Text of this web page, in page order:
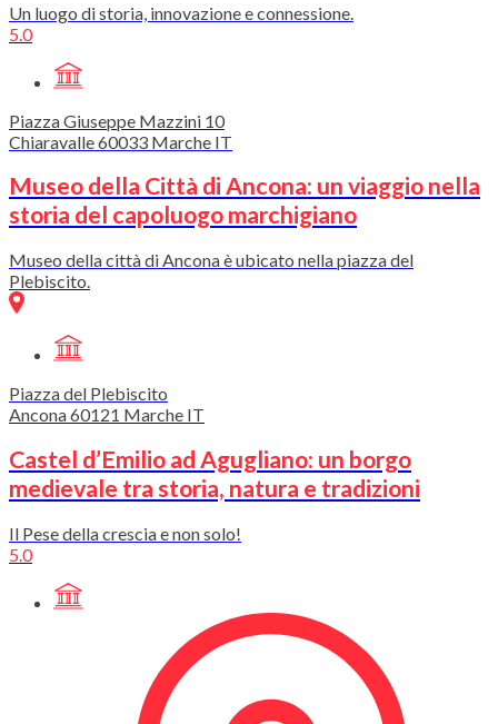
Un luogo di storia, innovazione e connessione.
5.0
Piazza Giuseppe Mazzini 10
Chiaravalle60033 Marche IT
Museo della Città di Ancona: un viaggio nella
storia del capoluogo marchigiano
Museo della città di Ancona è ubicato nella piazza del
Plebiscito.
Piazza del Plebiscito
Ancona60121 Marche IT
Castel d’Emilio ad Agugliano: un borgo
medievale tra storia, natura e tradizioni
Il Pese della crescia e non solo!
5.0